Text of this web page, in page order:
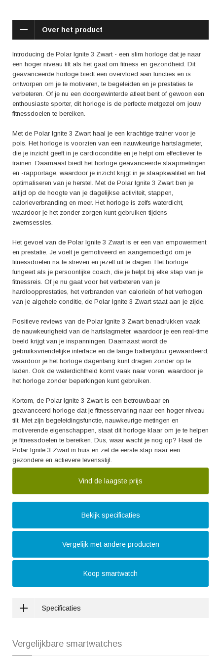
nauwkeurigheid van de hartslagmeter, waardoor je een real-time beeld
interface en de lange batterijduur gewaardeerd, waardoor je het horloge
dagenlang kunt dragen zonder op te laden. Ook de waterdichtheid komt
vaak naar voren, waardoor je het horloge zonder beperkingen kunt
gebruiken.
Kortom, de Polar Ignite 3 Zwart is een betrouwbaar en geavanceerd
horloge dat je fitnesservaring naar een hoger niveau tilt. Met zijn
eigenschappen, staat dit horloge klaar om je te helpen je fitnessdoelen
te bereiken. Dus, waar wacht je nog op? Haal de Polar Ignite 3 Zwart in
huis en zet de eerste stap naar een gezondere en actievere levensstijl.
Over het product
Introducing de Polar Ignite 3 Zwart - een slim horloge dat je naar
een hoger niveau tilt als het gaat om fitness en gezondheid. Dit
geavanceerde horloge biedt een overvloed aan functies en is
ontworpen om je te motiveren, te begeleiden en je prestaties te
verbeteren. Of je nu een doorgewinterde atleet bent of gewoon een
enthousiaste sporter, dit horloge is de perfecte metgezel om jouw
fitnessdoelen te bereiken.
Met de Polar Ignite 3 Zwart haal je een krachtige trainer voor je
pols. Het horloge is voorzien van een nauwkeurige hartslagmeter,
die je inzicht geeft in je cardioconditie en je helpt om effectiever te
trainen. Daarnaast biedt het horloge geavanceerde slaapmetingen
en -rapportage, waardoor je inzicht krijgt in je slaapkwaliteit en het
optimaliseren van je herstel. Met de Polar Ignite 3 Zwart ben je
altijd op de hoogte van je dagelijkse activiteit, stappen,
calorieverbranding en meer. Het horloge is zelfs waterdicht,
waardoor je het zonder zorgen kunt gebruiken tijdens
zwemsessies.
Het gevoel van de Polar Ignite 3 Zwart is er een van empowerment
en prestatie. Je voelt je gemotiveerd en aangemoedigd om je
fitnessdoelen na te streven en jezelf uit te dagen. Het horloge
fungeert als je persoonlijke coach, die je helpt bij elke stap van je
fitnessreis. Of je nu gaat voor het verbeteren van je
hardloopprestaties, het verbranden van calorieën of het verhogen
van je algehele conditie, de Polar Ignite 3 Zwart staat aan je zijde.
Positieve reviews van de Polar Ignite 3 Zwart benadrukken vaak
de nauwkeurigheid van de hartslagmeter, waardoor je een real-time
beeld krijgt van je inspanningen. Daarnaast wordt de
gebruiksvriendelijke interface en de lange batterijduur gewaardeerd,
waardoor je het horloge dagenlang kunt dragen zonder op te
laden. Ook de waterdichtheid komt vaak naar voren, waardoor je
het horloge zonder beperkingen kunt gebruiken.
Kortom, de Polar Ignite 3 Zwart is een betrouwbaar en
geavanceerd horloge dat je fitnesservaring naar een hoger niveau
tilt. Met zijn begeleidingsfunctie, nauwkeurige metingen en
motiverende eigenschappen, staat dit horloge klaar om je te helpen
je fitnessdoelen te bereiken. Dus, waar wacht je nog op? Haal de
Polar Ignite 3 Zwart in huis en zet de eerste stap naar een
gezondere en actievere levensstijl.
Vind de laagste prijs
Bekijk specificaties
Vergelijk met andere producten
Koop smartwatch
Specificaties
Vergelijkbare smartwatches